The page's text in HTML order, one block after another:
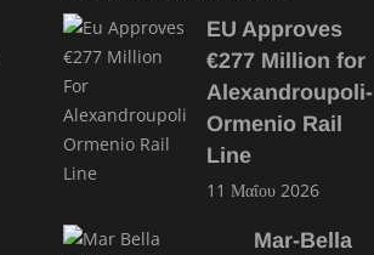
EU Approves
€277 Million for
Alexandroupoli-
Ormenio Rail
Line
11 Μαΐου 2026
Mar-Bella